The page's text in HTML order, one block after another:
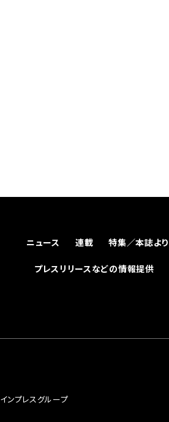
ニュース 連載 特集／本誌より
プレスリリースなどの情報提供
インプレスグループ